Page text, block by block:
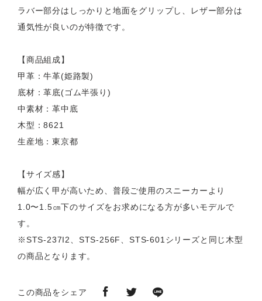
ラバー部分はしっかりと地面をグリップし、レザー部分は
通気性が良いのが特徴です。
【商品組成】
甲革：牛革(姫路製)
底材：革底(ゴム半張り)
中素材：革中底
木型：8621
生産地：東京都
【サイズ感】
幅が広く甲が高いため、普段ご使用のスニーカーより
1.0〜1.5㎝下のサイズをお求めになる方が多いモデルで
す。
※STS-237I2、STS-256F、STS-601シリーズと同じ木型
の商品となります。
この商品をシェア